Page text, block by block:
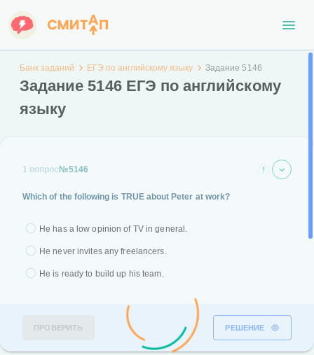
Банк заданий ЕГЭ по английскому языку Задание 5146
Задание 5146 ЕГЭ по английскому
языку
1 вопрос №5146
Which of the following is TRUE about Peter at work?
He has a low opinion of TV in general.
He never invites any freelancers.
He is ready to build up his team.
ПРОВЕРИТЬ РЕШЕНИЕ